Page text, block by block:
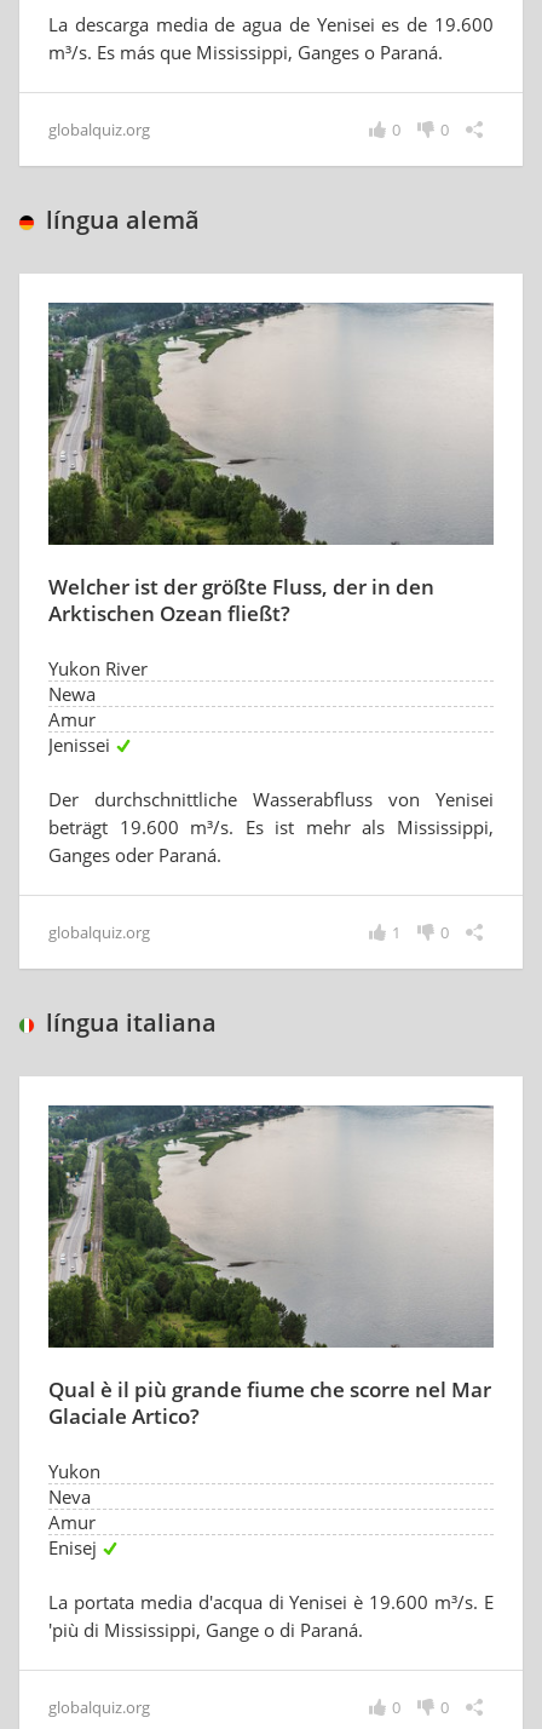
La descarga media de agua de Yenisei es de 19.600
m³/s. Es más que Mississippi, Ganges o Paraná.
globalquiz.org 0
0
língua alemã
Welcher ist der größte Fluss, der in den
Arktischen Ozean fließt?
Yukon River
Newa
Amur
Jenissei
Der durchschnittliche Wasserabfluss von Yenisei
beträgt 19.600 m³/s. Es ist mehr als Mississippi,
Ganges oder Paraná.
globalquiz.org 0
1
língua italiana
Qual è il più grande fiume che scorre nel Mar
Glaciale Artico?
Yukon
Neva
Amur
Enisej
La portata media d'acqua di Yenisei è 19.600 m³/s. E
'più di Mississippi, Gange o di Paraná.
globalquiz.org 0
0